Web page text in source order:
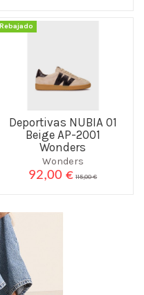
Rebajado
Deportivas NUBIA 01
Beige AP-2001
Wonders
Wonders
92,00 € 115,00 €